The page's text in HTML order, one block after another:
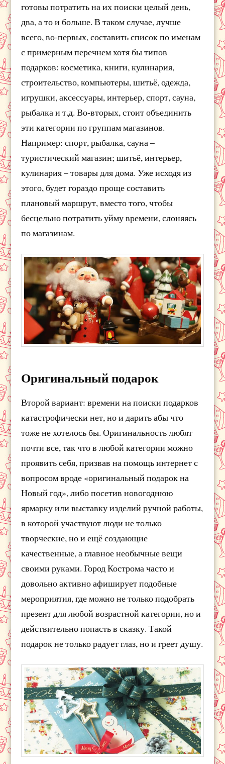
готовы потратить на их поиски целый день,
два, а то и больше. В таком случае, лучше
всего, во-первых, составить список по именам
с примерным перечнем хотя бы типов
подарков: косметика, книги, кулинария,
строительство, компьютеры, шитьё, одежда,
игрушки, аксессуары, интерьер, спорт, сауна,
рыбалка и т.д. Во-вторых, стоит объединить
эти категории по группам магазинов.
Например: спорт, рыбалка, сауна –
туристический магазин; шитьё, интерьер,
кулинария – товары для дома. Уже исходя из
этого, будет гораздо проще составить
плановый маршрут, вместо того, чтобы
бесцельно потратить уйму времени, слоняясь
по магазинам.
Оригинальный подарок
Второй вариант: времени на поиски подарков
катастрофически нет, но и дарить абы что
тоже не хотелось бы. Оригинальность любят
почти все, так что в любой категории можно
проявить себя, призвав на помощь интернет с
вопросом вроде «оригинальный подарок на
Новый год», либо посетив новогоднюю
ярмарку или выставку изделий ручной работы,
в которой участвуют люди не только
творческие, но и ещё создающие
качественные, а главное необычные вещи
своими руками. Город Кострома часто и
довольно активно афиширует подобные
мероприятия, где можно не только подобрать
презент для любой возрастной категории, но и
действительно попасть в сказку. Такой
подарок не только радует глаз, но и греет душу.